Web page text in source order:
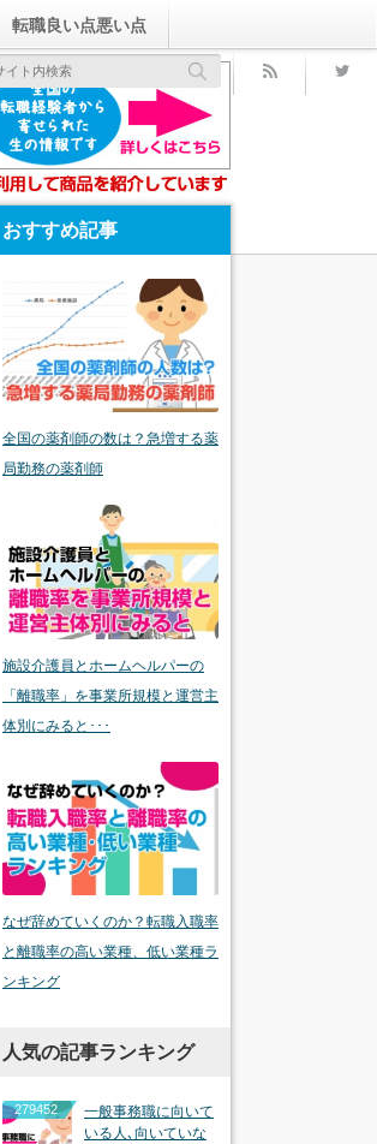
転職良い点悪い点
rss
おすすめ記事
全国の薬剤師の数は？急増する薬
局勤務の薬剤師
施設介護員とホームヘルパーの
「離職率」を事業所規模と運営主
体別にみると･･･
なぜ辞めていくのか？転職入職率
と離職率の高い業種、低い業種ラ
ンキング
人気の記事ランキング
279452
一般事務職に向いて
いる人､向いていな